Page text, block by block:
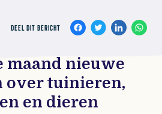
DEEL DIT BERICHT
maand nieuwe
over tuinieren,
en dieren